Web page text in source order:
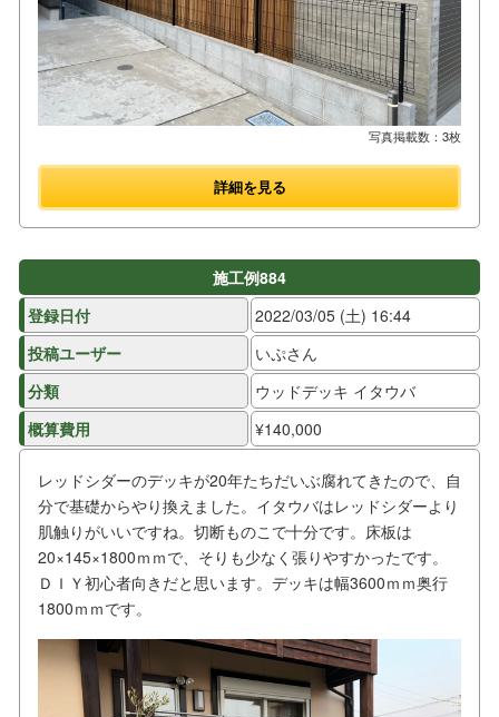
写真掲載数：3枚
詳細を見る
施工例884
登録日付
2022/03/05 (土) 16:44
投稿ユーザー
いぷさん
分類
ウッドデッキ イタウバ
概算費用
¥140,000
レッドシダーのデッキが20年たちだいぶ腐れてきたので、自
分で基礎からやり換えました。イタウバはレッドシダーより
肌触りがいいですね。切断ものこで十分です。床板は
20×145×1800ｍｍで、そりも少なく張りやすかったです。
ＤＩＹ初心者向きだと思います。デッキは幅3600ｍｍ奥行
1800ｍｍです。